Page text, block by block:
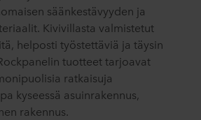
säänkestävyyden ja
Kivivillasta valmistetut
helposti työstettäviä ja täysin
tuotteet tarjoavat
ratkaisuja
kyseessä asuinrakennus,
rakennus.